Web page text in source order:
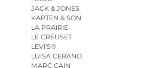
JACK & JONES
KAPTEN & SON
LA PRAIRIE
LE CREUSET
LEVI’S®
LUISA CERANO
MARC CAIN